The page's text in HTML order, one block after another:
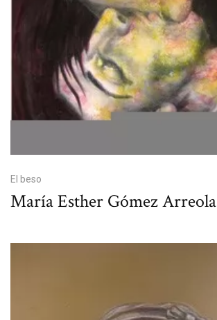
El beso
María Esther Gómez Arreola